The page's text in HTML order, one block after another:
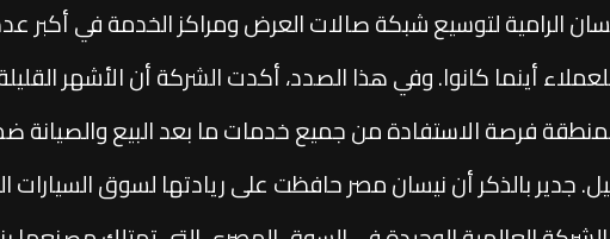
الرامية لتوسيع شبكة صالات العرض ومراكز الخدمة في أكبر
أينما كانوا. وفي هذا الصدد، أكدت الشركة أن الأشهر
فرصة الاستفادة من جميع خدمات ما بعد البيع والصيانة
جدير بالذكر أن نيسان مصر حافظت على ريادتها لسوق